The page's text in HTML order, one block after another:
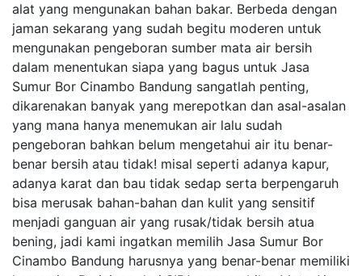
alat yang mengunakan bahan bakar. Berbeda dengan
jaman sekarang yang sudah begitu moderen untuk
mengunakan pengeboran sumber mata air bersih
dalam menentukan siapa yang bagus untuk Jasa
Sumur Bor Cinambo Bandung sangatlah penting,
dikarenakan banyak yang merepotkan dan asal-asalan
yang mana hanya menemukan air lalu sudah
pengeboran bahkan belum mengetahui air itu benar-
benar bersih atau tidak! misal seperti adanya kapur,
adanya karat dan bau tidak sedap serta berpengaruh
bisa merusak bahan-bahan dan kulit yang sensitif
menjadi ganguan air yang rusak/tidak bersih atua
bening, jadi kami ingatkan memilih Jasa Sumur Bor
Cinambo Bandung harusnya yang benar-benar memiliki